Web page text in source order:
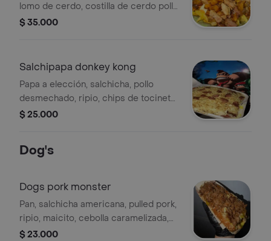
lomo de cerdo, costilla de cerdo pollo
en trozos, maduro, ripio, queso, salsas
$ 35.000
Salchipapa donkey kong
Papa a elección, salchicha, pollo
desmechado, ripio, chips de tocineta,
queso, salsas piña tartara y rosada.
$ 25.000
Dog's
Dogs pork monster
Pan, salchicha americana, pulled pork,
ripio, maicito, cebolla caramelizada,
doble queso, salsas piña tartara y
$ 23.000